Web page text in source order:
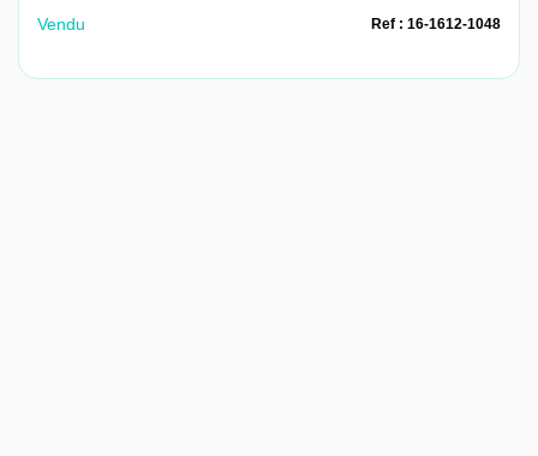
Vendu Ref : 16-1612-1048